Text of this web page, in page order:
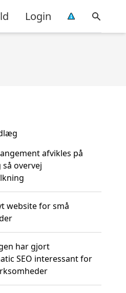
Login
afvikles på
overvej
website for små
har gjort
SEO interessant for